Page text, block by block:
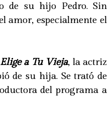
de su hijo Pedro. Sin
amor, especialmente el
Elige a Tu Vieja, la actriz
de su hija. Se trató de
del programa a